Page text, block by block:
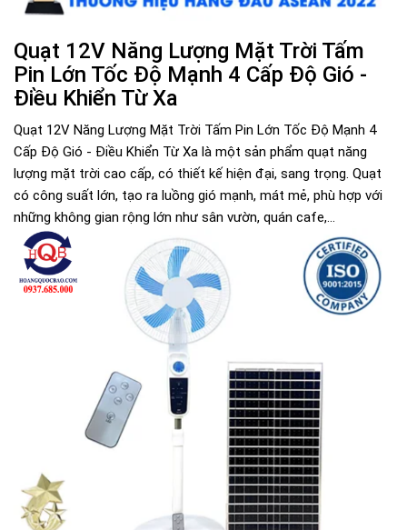
Quạt 12V Năng Lượng Mặt Trời Tấm
Pin Lớn Tốc Độ Mạnh 4 Cấp Độ Gió -
Điều Khiển Từ Xa
Quạt 12V Năng Lượng Mặt Trời Tấm Pin Lớn Tốc Độ Mạnh 4
Cấp Độ Gió - Điều Khiển Từ Xa là một sản phẩm quạt năng
lượng mặt trời cao cấp, có thiết kế hiện đại, sang trọng. Quạt
có công suất lớn, tạo ra luồng gió mạnh, mát mẻ, phù hợp với
những không gian rộng lớn như sân vườn, quán cafe,...